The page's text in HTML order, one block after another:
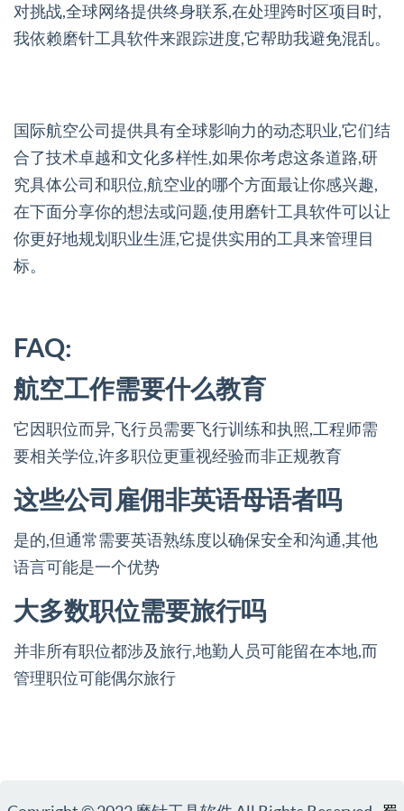
对挑战,全球网络提供终身联系,在处理跨时区项目时,
我依赖磨针工具软件来跟踪进度,它帮助我避免混乱。
国际航空公司提供具有全球影响力的动态职业,它们结
合了技术卓越和文化多样性,如果你考虑这条道路,研
究具体公司和职位,航空业的哪个方面最让你感兴趣,
在下面分享你的想法或问题,使用磨针工具软件可以让
你更好地规划职业生涯,它提供实用的工具来管理目
标。
FAQ:
航空工作需要什么教育
它因职位而异,飞行员需要飞行训练和执照,工程师需
要相关学位,许多职位更重视经验而非正规教育
这些公司雇佣非英语母语者吗
是的,但通常需要英语熟练度以确保安全和沟通,其他
语言可能是一个优势
大多数职位需要旅行吗
并非所有职位都涉及旅行,地勤人员可能留在本地,而
管理职位可能偶尔旅行